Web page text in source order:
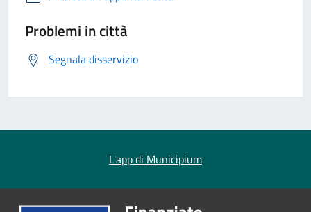
Problemi in città
Segnala disservizio
L'app di Municipium